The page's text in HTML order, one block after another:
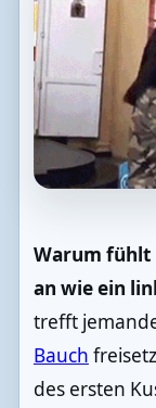
Warum fühlt
an wie ein
trefft
Bauch
des ersten